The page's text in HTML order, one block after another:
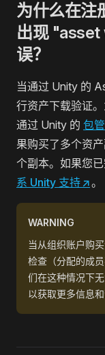
为什么在注
出现
误？
当通过 Unity 的
行资产下载验证
通过 Unity 的 包
果购买了多个资
个副本。如果您
系 Unity 支持↗。
WARNING
当从组织账户购
检查（分配的成
们在这种情况下
以获取更多信息和